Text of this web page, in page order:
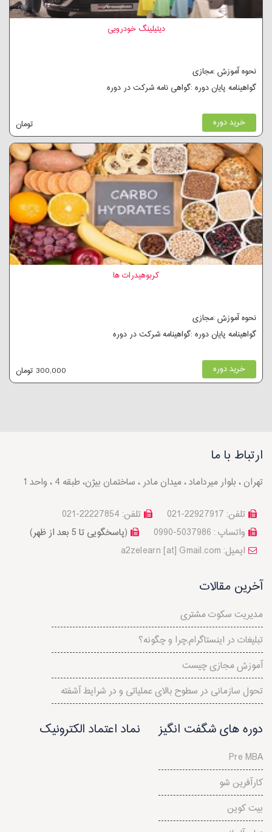
دیتیلینگ خودرویی
نحوه آموزش :مجازی
گواهینامه پایان دوره :گواهی نامه شرکت در دوره
خرید دوره تومان
کربوهیدرات ها
نحوه آموزش :مجازی
گواهینامه پایان دوره :گواهینامه شرکت در دوره
خرید دوره 300,000 تومان
ارتباط با ما
تهران ، بلوار میرداماد ، میدان مادر ، ساختمان بیژن، طبقه 4 ، واحد 1
تلفن: 22227854-021
تلفن: 22927917-021
(پاسخگویی تا 5 بعد از ظهر)
واتساپ : 5037986-0990
a2zelearn [at] Gmail.com :ایمیل
آخرین مقالات
مدیریت سکوت مشتری
تبلیغات در اینستاگرام,چرا و چگونه؟
آموزش مجازی چیست
تحول سازمانی در سطوح بالای عملياتی و در شرايط آشفته
دوره های شگفت انگیز
Pre MBA
کارآفرین شو
بیت کوین
نماد اعتماد الکترونیک